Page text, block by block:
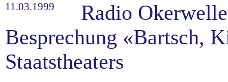
11.03.1999
Radio
Besprechung «Bartsch,
Staatstheaters